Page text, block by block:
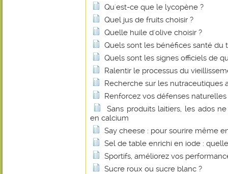
Qu'est-ce que le lycopène ?
Quel jus de fruits choisir ?
Quelle huile d'olive choisir ?
Quels sont les bénéfices santé du
Quels sont les signes officiels de
Ralentir le processus du
Recherche sur les nutraceutiques
Renforcez vos défenses naturelles
Sans produits laitiers, les ados
en calcium
Say cheese : pour sourire même
Sel de table enrichi en iode :
Sportifs, améliorez vos
Sucre roux ou sucre blanc ?